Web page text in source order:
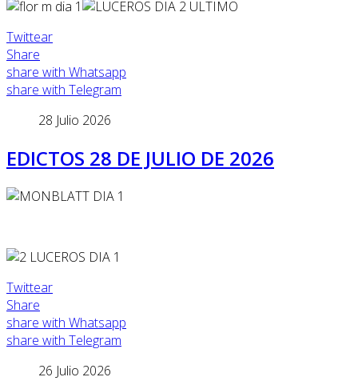
Twittear
Share
share with Whatsapp
share with Telegram
28 Julio 2026
EDICTOS 28 DE JULIO DE 2026
Twittear
Share
share with Whatsapp
share with Telegram
26 Julio 2026